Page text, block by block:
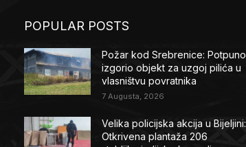
POPULAR POSTS
Požar kod Srebrenice: Potpuno
izgorio objekt za uzgoj pilića u
vlasništvu povratnika
7 Augusta, 2026
Velika policijska akcija u Bijeljini:
Otkrivena plantaža 206